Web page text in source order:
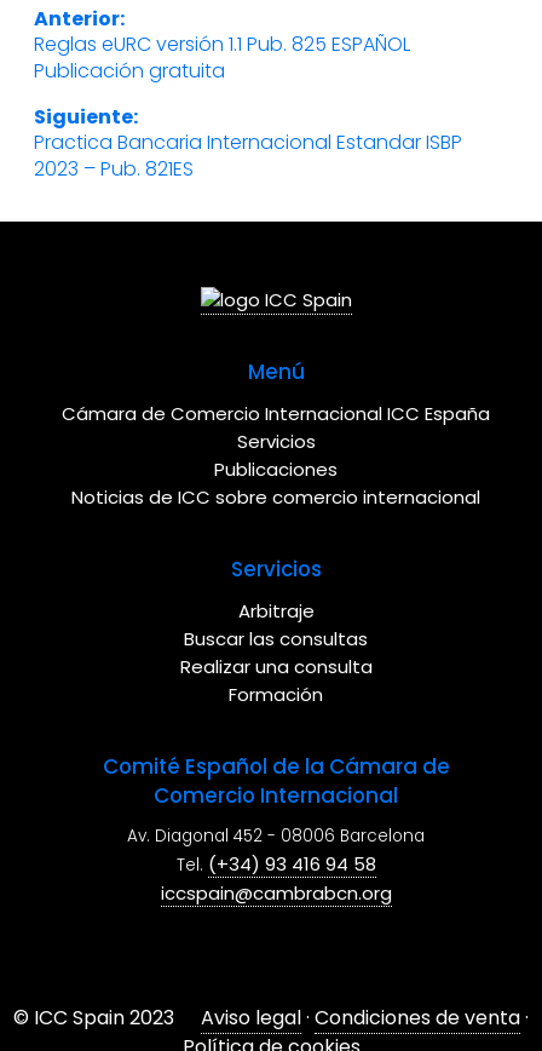
Navegación
de
entradas
Anterior:
Entrada
anterior:
Reglas eURC versión 1.1 Pub. 825 ESPAÑOL
Publicación gratuita
Siguiente:
Entrada
siguiente:
Practica Bancaria Internacional Estandar ISBP
2023 – Pub. 821ES
Menú
Cámara de Comercio Internacional ICC España
Servicios
Publicaciones
Noticias de ICC sobre comercio internacional
Servicios
Arbitraje
Buscar las consultas
Realizar una consulta
Formación
Comité Español de la Cámara de
Comercio Internacional
Av. Diagonal 452 - 08006 Barcelona
Tel. (+34) 93 416 94 58
iccspain@cambrabcn.org
© ICC Spain 2023 Aviso legal·Condiciones de venta·